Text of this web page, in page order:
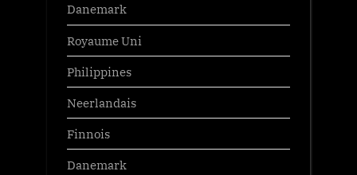
Danemark
Royaume Uni
Philippines
Neerlandais
Finnois
Danemark